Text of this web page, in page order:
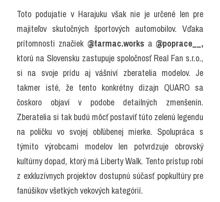
Toto podujatie v Harajuku však nie je určené len pre
majiteľov skutočných športových automobilov. Vďaka
prítomnosti značiek @tarmac.works a
ktorú na Slovensku zastupuje spoločnosť Real Fan s.r.o.,
si na svoje prídu aj vášniví zberatelia modelov. Je
takmer isté, že tento konkrétny dizajn QUARO sa
čoskoro objaví v podobe detailných zmenšenín.
Zberatelia si tak budú môcť postaviť túto zelenú legendu
na poličku vo svojej obľúbenej mierke. Spolupráca s
týmito výrobcami modelov len potvrdzuje obrovský
kultúrny dopad, ktorý má Liberty Walk. Tento prístup robí
z exkluzívnych projektov dostupnú súčasť popkultúry pre
fanúšikov všetkých vekových kategórií.